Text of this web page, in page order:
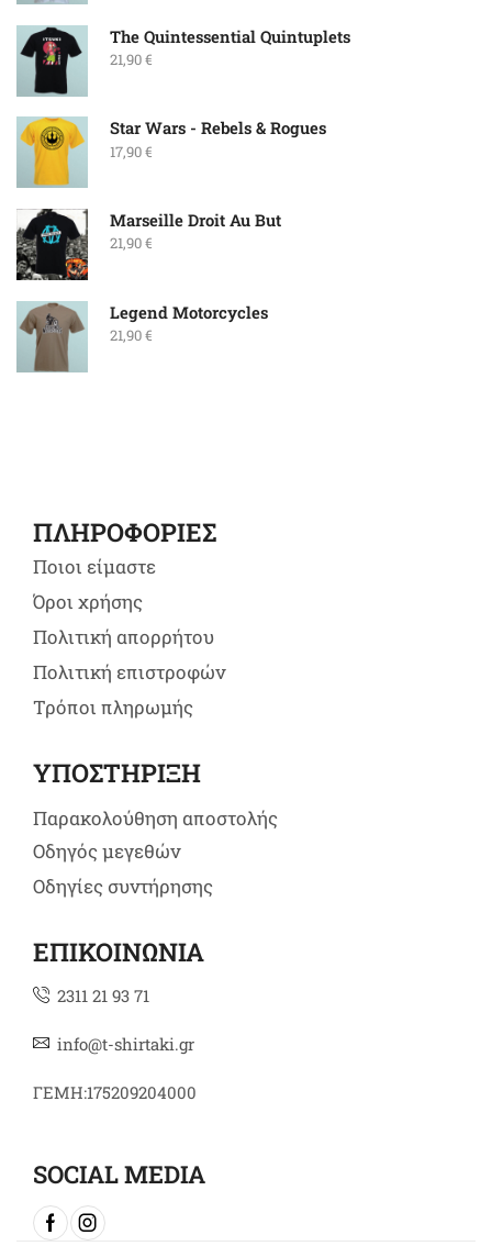
The Quintessential Quintuplets
21,90€
Star Wars - Rebels & Rogues
17,90€
Marseille Droit Au But
21,90€
Legend Motorcycles
21,90€
ΠΛΗΡΟΦΟΡΙΕΣ
Ποιοι είμαστε
Όροι χρήσης
Πολιτική απορρήτου
Πολιτική επιστροφών
Τρόποι πληρωμής
ΥΠΟΣΤΗΡΙΞΗ
Παρακολούθηση αποστολής
Οδηγός μεγεθών
Οδηγίες συντήρησης
ΕΠΙΚΟΙΝΩΝΙΑ
2311 21 93 71
info@t-shirtaki.gr
ΓΕΜΗ:175209204000
SOCIAL MEDIA